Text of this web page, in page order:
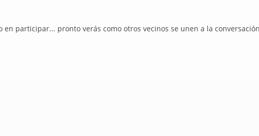
en participar... pronto verás como otros vecinos se unen a la